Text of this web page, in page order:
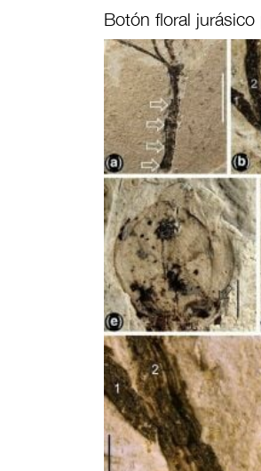
Botón floral